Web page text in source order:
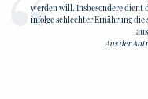
werden will. Insbesondere dient
infolge schlechter Ernährung
Aus der